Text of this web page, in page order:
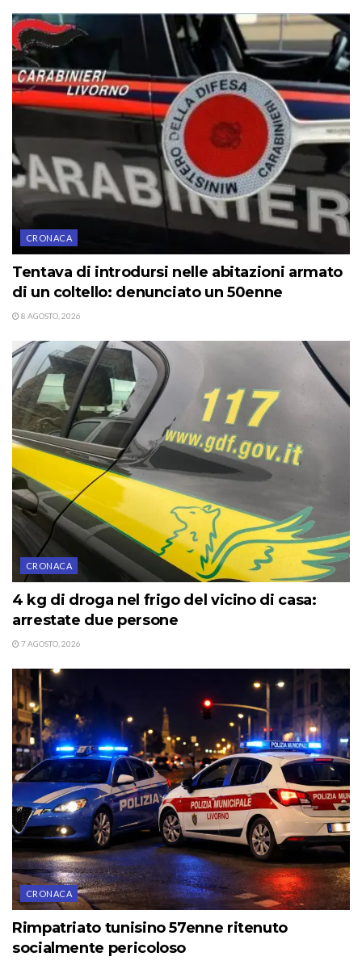
CRONACA
Tentava di introdursi nelle abitazioni armato
di un coltello: denunciato un 50enne
8 AGOSTO, 2026
CRONACA
4 kg di droga nel frigo del vicino di casa:
arrestate due persone
7 AGOSTO, 2026
CRONACA
Rimpatriato tunisino 57enne ritenuto
socialmente pericoloso